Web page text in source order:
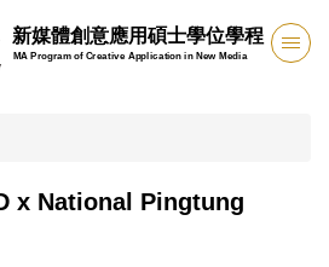
新媒體創意應用碩士學位學程
MA Program of Creative Application in New Media
x National Pingtung